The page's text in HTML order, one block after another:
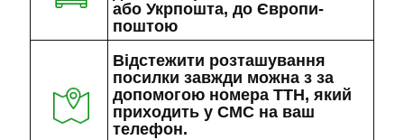
або Укрпошта, до Європи-
поштою
Відстежити розташування
посилки завжди можна з за
допомогою номера ТТН, який
приходить у СМС на ваш
телефон.